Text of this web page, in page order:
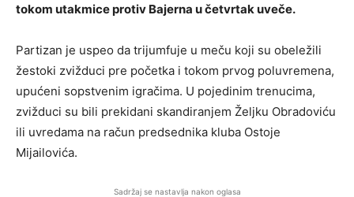
tokom utakmice protiv Bajerna u četvrtak uveče.
Partizan je uspeo da trijumfuje u meču koji su obeležili
žestoki zvižduci pre početka i tokom prvog poluvremena,
upućeni sopstvenim igračima. U pojedinim trenucima,
zvižduci su bili prekidani skandiranjem Željku Obradoviću
ili uvredama na račun predsednika kluba Ostoje
Mijailovića.
Sadržaj se nastavlja nakon oglasa